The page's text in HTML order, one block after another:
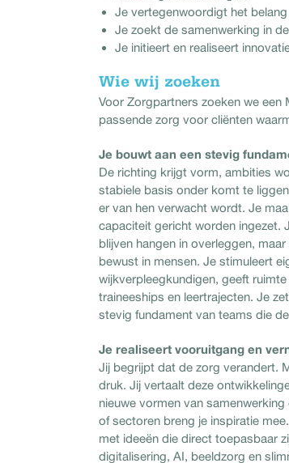
Je vertegenwoordigt het
Je zoekt de samenwerking in
Je initieert en realiseert
Wie wij zoeken
Voor Zorgpartners zoeken we een
passende zorg voor cliënten
Je bouwt aan een stevig
De richting krijgt vorm, ambities
stabiele basis onder komt te
er van hen verwacht wordt. Je
capaciteit gericht worden ingezet.
blijven hangen in overleggen,
bewust in mensen. Je stimuleert
wijkverpleegkundigen, geeft
traineeships en leertrajecten. Je
stevig fundament van teams die
Je realiseert vooruitgang en
Jij begrijpt dat de zorg verandert.
druk. Jij vertaalt deze
nieuwe vormen van
of sectoren breng je inspiratie
met ideeën die direct toepasbaar
digitalisering, AI, beeldzorg en